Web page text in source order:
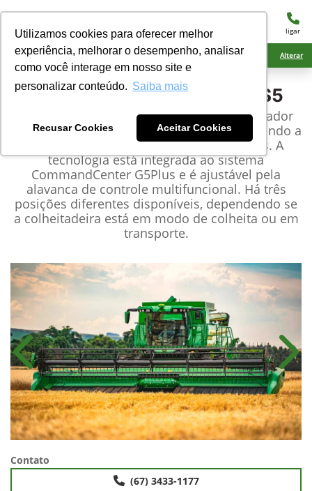
Utilizamos cookies para oferecer melhor
experiência, melhorar o desempenho, analisar
como você interage em nosso site e
personalizar conteúdo. Saiba mais
Recusar Cookies Aceitar Cookies
menu ligar
Ciarama Máquinas Ponta Porã Alterar
John Deere Colheitadeira S5
As colheitadeiras S5 permitem que o operador
ajuste tubo de descarga do sem-fim, facilitando a
descarga em carros de grãos e reboques. A
tecnologia está integrada ao sistema
CommandCenter G5Plus e é ajustável pela
alavanca de controle multifuncional. Há três
posições diferentes disponíveis, dependendo se
a colheitadeira está em modo de colheita ou em
transporte.
Anterior
Contato
(67) 3433-1177